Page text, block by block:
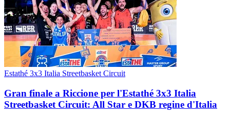
Estathé 3x3 Italia Streetbasket Circuit
Gran finale a Riccione per l'Estathé 3x3 Italia
Streetbasket Circuit: All Star e DKB regine d'Italia